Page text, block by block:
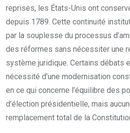
reprises, les États-Unis ont
depuis 1789. Cette continuité
par la souplesse du processus
des réformes sans nécessiter une
système juridique. Certains débats
nécessité d’une modernisation
en ce qui concerne l’équilibre des
d’élection présidentielle, mais
remplacement total de la